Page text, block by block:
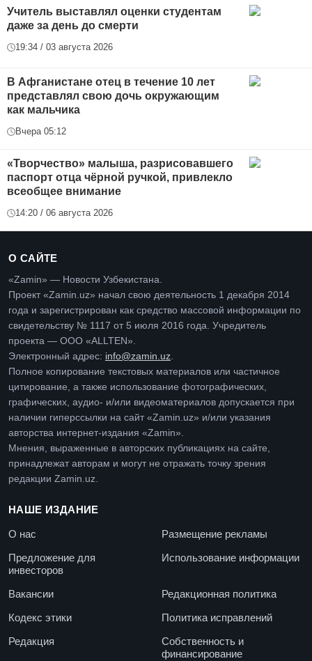
Учитель выставлял оценки студентам
даже за день до смерти
19:34 / 03 августа 2026
В Афганистане отец в течение 10 лет
представлял свою дочь окружающим
как мальчика
Вчера 05:12
«Творчество» малыша, разрисовавшего
паспорт отца чёрной ручкой, привлекло
всеобщее внимание
14:20 / 06 августа 2026
О САЙТЕ
«Zamin» — Новости Узбекистана.
Проект «Zamin.uz» начал свою деятельность 1 декабря 2014
года и зарегистрирован как средство массовой информации по
свидетельству № 1117 от 5 июля 2016 года. Учредитель
проекта — ООО «ALLTEN».
Электронный адрес: info@zamin.uz.
Полное копирование текстовых материалов или частичное
цитирование, а также использование фотографических,
графических, аудио- и/или видеоматериалов допускается при
наличии гиперссылки на сайт «Zamin.uz» и/или указания
авторства интернет-издания «Zamin».
Мнения, выраженные в авторских публикациях на сайте,
принадлежат авторам и могут не отражать точку зрения
редакции Zamin.uz.
НАШЕ ИЗДАНИЕ
О нас
Размещение рекламы
Предложение для
инвесторов
Использование информации
Вакансии
Редакционная политика
Кодекс этики
Политика исправлений
Редакция
Собственность и
финансирование